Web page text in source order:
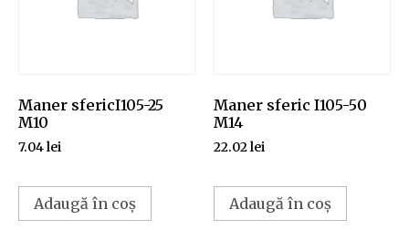
Maner sfericI105-25
M10
7.04lei
Adaugă în coș
Maner sferic I105-50
M14
22.02lei
Adaugă în coș